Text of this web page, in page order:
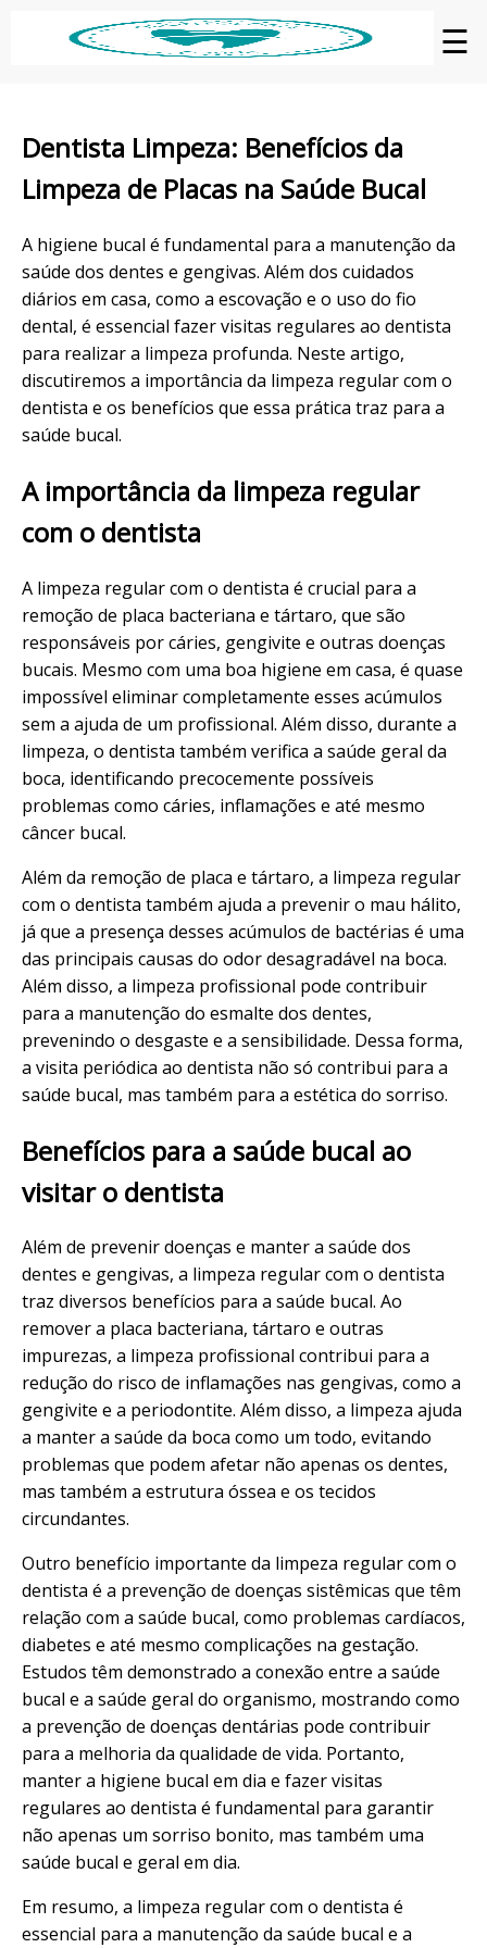
☰
Dentista Limpeza: Benefícios da
Limpeza de Placas na Saúde Bucal
A higiene bucal é fundamental para a manutenção da
saúde dos dentes e gengivas. Além dos cuidados
diários em casa, como a escovação e o uso do fio
dental, é essencial fazer visitas regulares ao dentista
para realizar a limpeza profunda. Neste artigo,
discutiremos a importância da limpeza regular com o
dentista e os benefícios que essa prática traz para a
saúde bucal.
A importância da limpeza regular
com o dentista
A limpeza regular com o dentista é crucial para a
remoção de placa bacteriana e tártaro, que são
responsáveis por cáries, gengivite e outras doenças
bucais. Mesmo com uma boa higiene em casa, é quase
impossível eliminar completamente esses acúmulos
sem a ajuda de um profissional. Além disso, durante a
limpeza, o dentista também verifica a saúde geral da
boca, identificando precocemente possíveis
problemas como cáries, inflamações e até mesmo
câncer bucal.
Além da remoção de placa e tártaro, a limpeza regular
com o dentista também ajuda a prevenir o mau hálito,
já que a presença desses acúmulos de bactérias é uma
das principais causas do odor desagradável na boca.
Além disso, a limpeza profissional pode contribuir
para a manutenção do esmalte dos dentes,
prevenindo o desgaste e a sensibilidade. Dessa forma,
a visita periódica ao dentista não só contribui para a
saúde bucal, mas também para a estética do sorriso.
Benefícios para a saúde bucal ao
visitar o dentista
Além de prevenir doenças e manter a saúde dos
dentes e gengivas, a limpeza regular com o dentista
traz diversos benefícios para a saúde bucal. Ao
remover a placa bacteriana, tártaro e outras
impurezas, a limpeza profissional contribui para a
redução do risco de inflamações nas gengivas, como a
gengivite e a periodontite. Além disso, a limpeza ajuda
a manter a saúde da boca como um todo, evitando
problemas que podem afetar não apenas os dentes,
mas também a estrutura óssea e os tecidos
circundantes.
Outro benefício importante da limpeza regular com o
dentista é a prevenção de doenças sistêmicas que têm
relação com a saúde bucal, como problemas cardíacos,
diabetes e até mesmo complicações na gestação.
Estudos têm demonstrado a conexão entre a saúde
bucal e a saúde geral do organismo, mostrando como
a prevenção de doenças dentárias pode contribuir
para a melhoria da qualidade de vida. Portanto,
manter a higiene bucal em dia e fazer visitas
regulares ao dentista é fundamental para garantir
não apenas um sorriso bonito, mas também uma
saúde bucal e geral em dia.
Em resumo, a limpeza regular com o dentista é
essencial para a manutenção da saúde bucal e a